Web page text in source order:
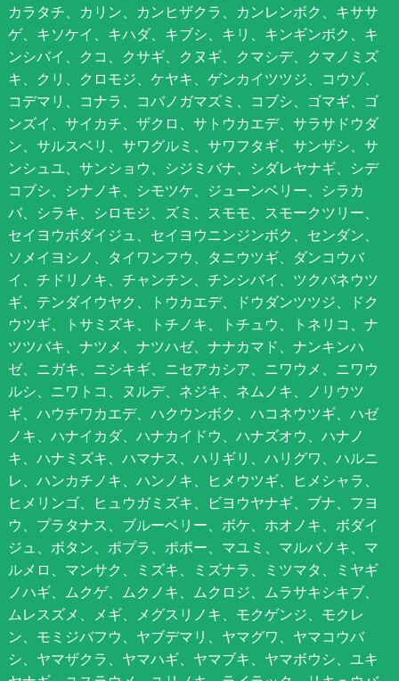
カラタチ、カリン、カンヒザクラ、カンレンボク、キササ
ゲ、キソケイ、キハダ、キブシ、キリ、キンギンボク、キ
ンシバイ、クコ、クサギ、クヌギ、クマシデ、クマノミズ
キ、クリ、クロモジ、ケヤキ、ゲンカイツツジ、コウゾ、
コデマリ、コナラ、コバノガマズミ、コブシ、ゴマギ、ゴ
ンズイ、サイカチ、ザクロ、サトウカエデ、サラサドウダ
ン、サルスベリ、サワグルミ、サワフタギ、サンザシ、サ
ンシュユ、サンショウ、シジミバナ、シダレヤナギ、シデ
コブシ、シナノキ、シモツケ、ジューンベリー、シラカ
バ、シラキ、シロモジ、ズミ、スモモ、スモークツリー、
セイヨウボダイジュ、セイヨウニンジンボク、センダン、
ソメイヨシノ、タイワンフウ、タニウツギ、ダンコウバ
イ、チドリノキ、チャンチン、チンシバイ、ツクバネウツ
ギ、テンダイウヤク、トウカエデ、ドウダンツツジ、ドク
ウツギ、トサミズキ、トチノキ、トチュウ、トネリコ、ナ
ツツバキ、ナツメ、ナツハゼ、ナナカマド、ナンキンハ
ゼ、ニガキ、ニシキギ、ニセアカシア、ニワウメ、ニワウ
ルシ、ニワトコ、ヌルデ、ネジキ、ネムノキ、ノリウツ
ギ、ハウチワカエデ、ハクウンボク、ハコネウツギ、ハゼ
ノキ、ハナイカダ、ハナカイドウ、ハナズオウ、ハナノ
キ、ハナミズキ、ハマナス、ハリギリ、ハリグワ、ハルニ
レ、ハンカチノキ、ハンノキ、ヒメウツギ、ヒメシャラ、
ヒメリンゴ、ヒュウガミズキ、ビヨウヤナギ、ブナ、フヨ
ウ、プラタナス、ブルーベリー、ボケ、ホオノキ、ボダイ
ジュ、ボタン、ポプラ、ポポー、マユミ、マルバノキ、マ
ルメロ、マンサク、ミズキ、ミズナラ、ミツマタ、ミヤギ
ノハギ、ムクゲ、ムクノキ、ムクロジ、ムラサキシキブ、
ムレスズメ、メギ、メグスリノキ、モクゲンジ、モクレ
ン、モミジバフウ、ヤブデマリ、ヤマグワ、ヤマコウバ
シ、ヤマザクラ、ヤマハギ、ヤマブキ、ヤマボウシ、ユキ